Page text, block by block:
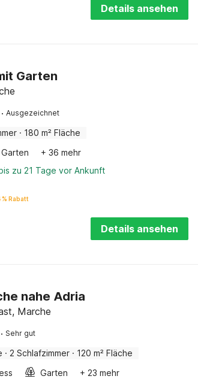
Details ansehen
Garten
· Ausgezeichnet
· 180 m² Fläche
Garten
+ 36 mehr
zu 21 Tage vor Ankunft
% Rabatt
Details ansehen
nahe Adria
Marche
· Sehr gut
· 2 Schlafzimmer · 120 m² Fläche
Garten
+ 23 mehr